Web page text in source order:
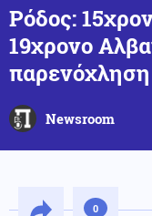
Ρόδος:
19χρονο
Newsroom
0